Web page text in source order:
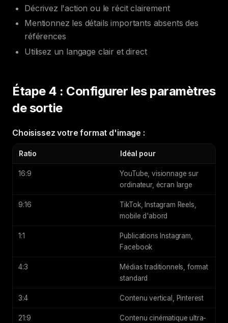
Décrivez l'action ou le récit clairement
Mentionnez les détails importants absents des
références
Utilisez un langage clair et direct
Étape 4 : Configurer les paramètres
de sortie
Choisissez votre format d'image :
Ratio Idéal pour
16:9
YouTube, visionnage sur
ordinateur, écran large
9:16
TikTok, Instagram Reels,
mobile d'abord
1:1
Publications Instagram,
Facebook
4:3
Médias traditionnels, format
standard
3:4 Contenu vertical, Pinterest
21:9
Contenu cinématique ultra-